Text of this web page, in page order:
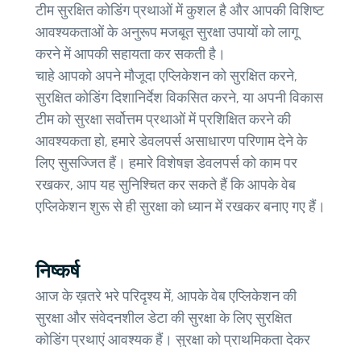
टीम सुरक्षित कोडिंग प्रथाओं में कुशल है और आपकी विशिष्ट
आवश्यकताओं के अनुरूप मजबूत सुरक्षा उपायों को लागू
करने में आपकी सहायता कर सकती है।
चाहे आपको अपने मौजूदा एप्लिकेशन को सुरक्षित करने,
सुरक्षित कोडिंग दिशानिर्देश विकसित करने, या अपनी विकास
टीम को सुरक्षा सर्वोत्तम प्रथाओं में प्रशिक्षित करने की
आवश्यकता हो, हमारे डेवलपर्स असाधारण परिणाम देने के
लिए सुसज्जित हैं। हमारे विशेषज्ञ डेवलपर्स को काम पर
रखकर, आप यह सुनिश्चित कर सकते हैं कि आपके वेब
एप्लिकेशन शुरू से ही सुरक्षा को ध्यान में रखकर बनाए गए हैं।
निष्कर्ष
आज के ख़तरे भरे परिदृश्य में, आपके वेब एप्लिकेशन की
सुरक्षा और संवेदनशील डेटा की सुरक्षा के लिए सुरक्षित
कोडिंग प्रथाएं आवश्यक हैं। सुरक्षा को प्राथमिकता देकर